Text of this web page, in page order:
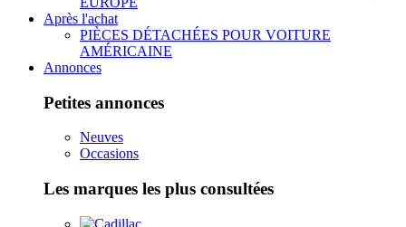
Après l'achat
PIÈCES DÉTACHÉES POUR VOITURE
AMÉRICAINE
Annonces
Petites annonces
Neuves
Occasions
Les marques les plus consultées